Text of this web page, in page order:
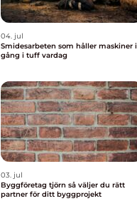
04. jul
Smidesarbeten som håller maskiner i
gång i tuff vardag
03. jul
Byggföretag tjörn så väljer du rätt
partner för ditt byggprojekt